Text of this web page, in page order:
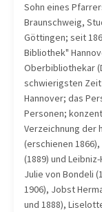
Sohn eines
Braunschweig,
Göttingen; seit
Bibliothek"
Oberbibliothekar
schwierigsten
Hannover; das
Personen;
Verzeichnung der
(erschienen
(1889) und
Julie von Bondeli
1906), Jobst
und 1888),